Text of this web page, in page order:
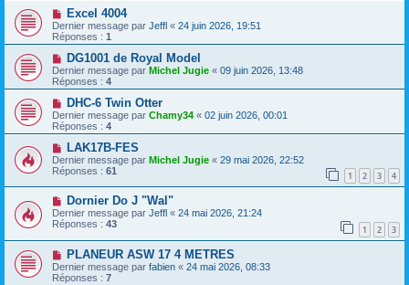
Excel 4004
Dernier message par Jeffl « 24 juin 2026, 19:51
Réponses : 1
DG1001 de Royal Model
Dernier message par Michel Jugie « 09 juin 2026, 13:48
Réponses : 4
DHC-6 Twin Otter
Dernier message par Chamy34 « 02 juin 2026, 00:01
Réponses : 4
LAK17B-FES
Dernier message par Michel Jugie « 29 mai 2026, 22:52
Réponses : 61 1 2 3 4
Dornier Do J "Wal"
Dernier message par Jeffl « 24 mai 2026, 21:24
Réponses : 43 1 2 3
PLANEUR ASW 17 4 METRES
Dernier message par fabien « 24 mai 2026, 08:33
Réponses : 7